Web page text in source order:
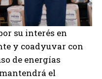
su interés en
y coadyuvar con
de energías
el